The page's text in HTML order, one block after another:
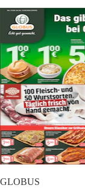
GLOBUS